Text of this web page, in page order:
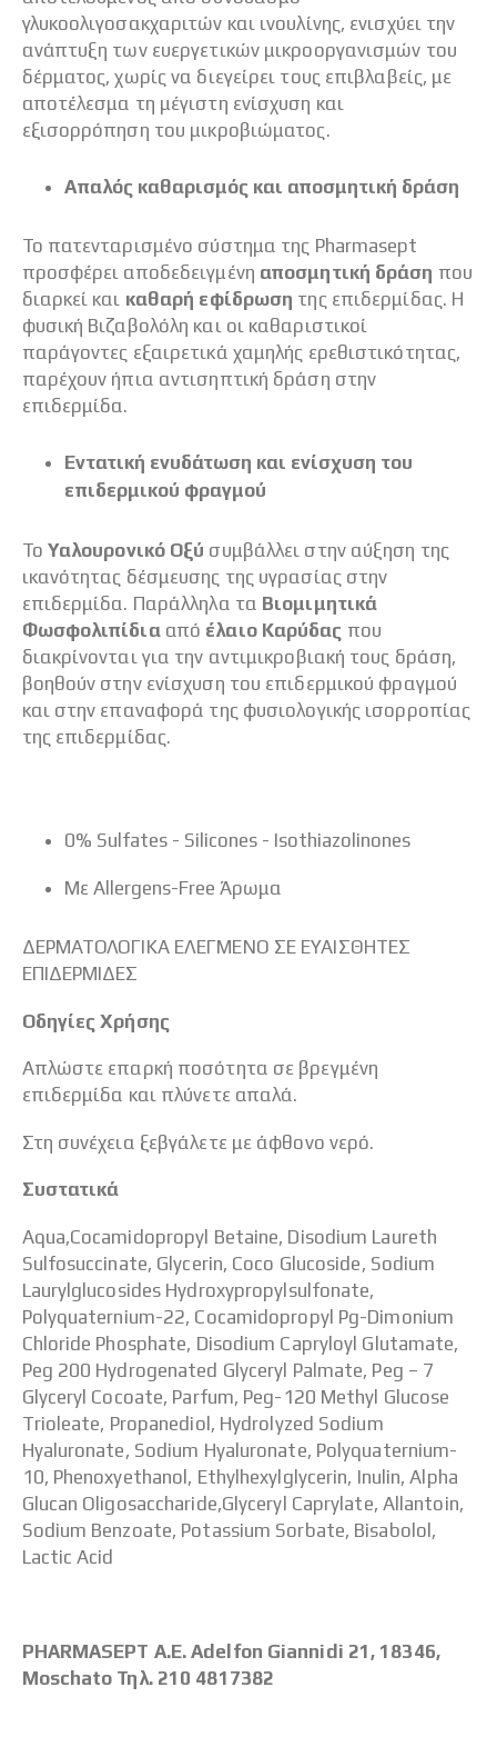
γλυκοολιγοσακχαριτών και ινουλίνης, ενισχύει την
ανάπτυξη των ευεργετικών μικροοργανισμών του
δέρματος, χωρίς να διεγείρει τους επιβλαβείς, με
αποτέλεσμα τη μέγιστη ενίσχυση και
εξισορρόπηση του μικροβιώματος.
Απαλός καθαρισμός και αποσμητική δράση
Το πατενταρισμένο σύστημα της Pharmasept
προσφέρει αποδεδειγμένη αποσμητική δράση που
διαρκεί και καθαρή εφίδρωση της επιδερμίδας. Η
φυσική Βιζαβολόλη και οι καθαριστικοί
παράγοντες εξαιρετικά χαμηλής ερεθιστικότητας,
παρέχουν ήπια αντισηπτική δράση στην
επιδερμίδα.
Εντατική ενυδάτωση και ενίσχυση του
επιδερμικού φραγμού
Το Υαλουρονικό Οξύ συμβάλλει στην αύξηση της
ικανότητας δέσμευσης της υγρασίας στην
επιδερμίδα. Παράλληλα τα Βιομιμητικά
Φωσφολιπίδια από έλαιο Καρύδας που
διακρίνονται για την αντιμικροβιακή τους δράση,
βοηθούν στην ενίσχυση του επιδερμικού φραγμού
και στην επαναφορά της φυσιολογικής ισορροπίας
της επιδερμίδας.
0% Sulfates - Silicones - Isothiazolinones
Με Allergens-Free Άρωμα
ΔΕΡΜΑΤΟΛΟΓΙΚΑ ΕΛΕΓΜΕΝΟ ΣΕ ΕΥΑΙΣΘΗΤΕΣ
ΕΠΙΔΕΡΜΙΔΕΣ
Οδηγίες Χρήσης
Απλώστε επαρκή ποσότητα σε βρεγμένη
επιδερμίδα και πλύνετε απαλά.
Στη συνέχεια ξεβγάλετε με άφθονο νερό.
Συστατικά
Aqua,Cocamidopropyl Betaine, Disodium Laureth
Sulfosuccinate, Glycerin, Coco Glucoside, Sodium
Laurylglucosides Hydroxypropylsulfonate,
Polyquaternium-22, Cocamidopropyl Pg-Dimonium
Chloride Phosphate, Disodium Capryloyl Glutamate,
Peg 200 Hydrogenated Glyceryl Palmate, Peg – 7
Glyceryl Cocoate, Parfum, Peg-120 Methyl Glucose
Trioleate, Propanediol, Hydrolyzed Sodium
Hyaluronate, Sodium Hyaluronate, Polyquaternium-
10, Phenoxyethanol, Ethylhexylglycerin, Inulin, Alpha
Glucan Oligosaccharide,Glyceryl Caprylate, Allantoin,
Sodium Benzoate, Potassium Sorbate, Bisabolol,
Lactic Acid
PHARMASEPT A.E. Adelfon Giannidi 21, 18346,
Moschato Τηλ. 210 4817382